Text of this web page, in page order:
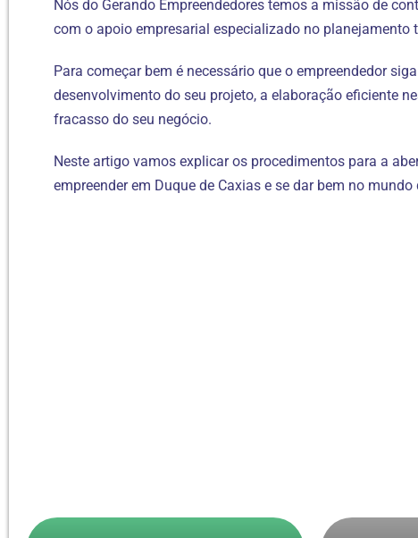
Nós do Gerando Empreendedores temos a missão de
com o apoio empresarial especializado no planejamento
Para começar bem é necessário que o empreendedor
desenvolvimento do seu projeto, a elaboração eficiente
fracasso do seu negócio.
Neste artigo vamos explicar os procedimentos para a
empreender em Duque de Caxias e se dar bem no mundo